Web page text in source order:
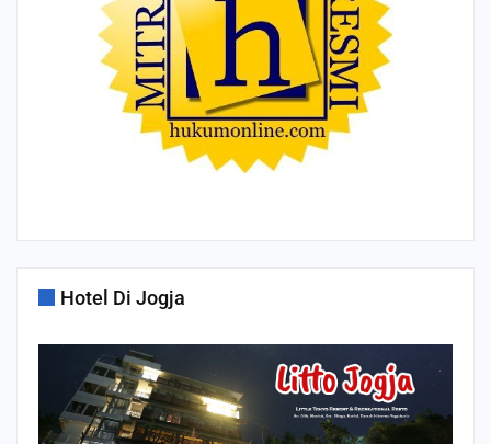
Hotel Di Jogja